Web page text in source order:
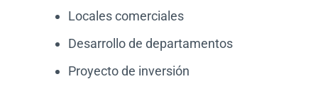
Locales comerciales
Desarrollo de departamentos
Proyecto de inversión